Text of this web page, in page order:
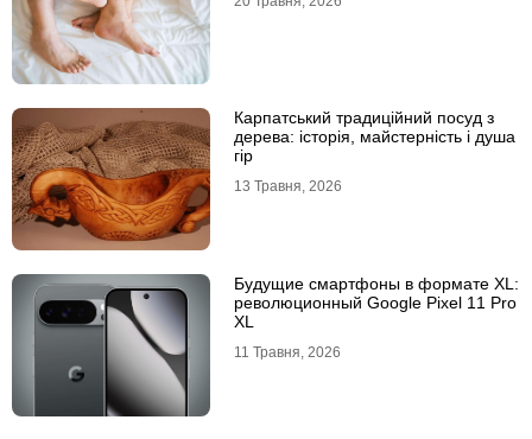
Карпатський традиційний посуд з
дерева: історія, майстерність і душа
гір
13 Травня, 2026
Будущие смартфоны в формате XL:
революционный Google Pixel 11 Pro
XL
11 Травня, 2026